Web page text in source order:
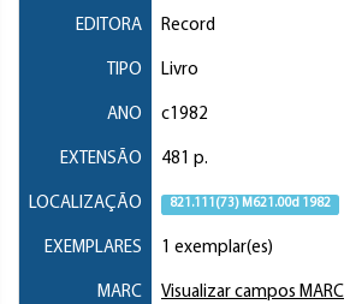
EDITORA Record
TIPO Livro
ANO c1982
EXTENSÃO 481 p.
LOCALIZAÇÃO 821.111(73) M621.00d 1982
EXEMPLARES 1 exemplar(es)
MARC Visualizar campos MARC